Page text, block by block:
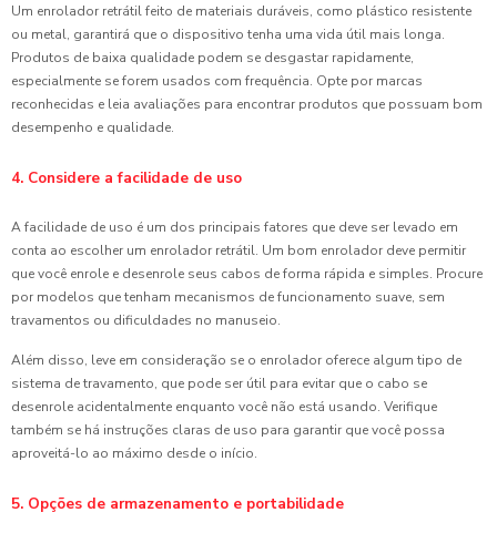
Um enrolador retrátil feito de materiais duráveis, como plástico resistente
ou metal, garantirá que o dispositivo tenha uma vida útil mais longa.
Produtos de baixa qualidade podem se desgastar rapidamente,
especialmente se forem usados com frequência. Opte por marcas
reconhecidas e leia avaliações para encontrar produtos que possuam bom
desempenho e qualidade.
4. Considere a facilidade de uso
A facilidade de uso é um dos principais fatores que deve ser levado em
conta ao escolher um enrolador retrátil. Um bom enrolador deve permitir
que você enrole e desenrole seus cabos de forma rápida e simples. Procure
por modelos que tenham mecanismos de funcionamento suave, sem
travamentos ou dificuldades no manuseio.
Além disso, leve em consideração se o enrolador oferece algum tipo de
sistema de travamento, que pode ser útil para evitar que o cabo se
desenrole acidentalmente enquanto você não está usando. Verifique
também se há instruções claras de uso para garantir que você possa
aproveitá-lo ao máximo desde o início.
5. Opções de armazenamento e portabilidade